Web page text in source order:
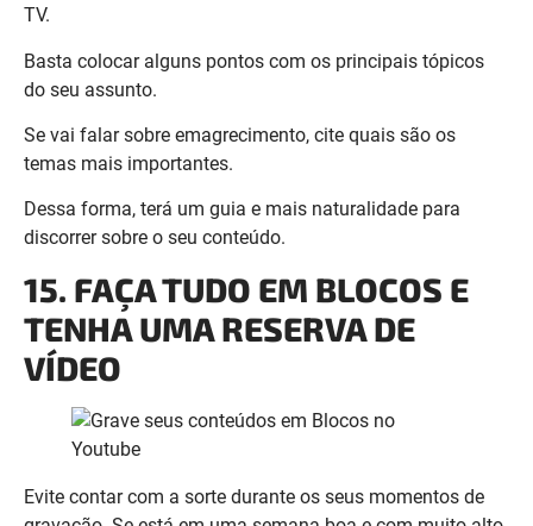
Se vai falar sobre emagrecimento, cite quais são os
temas mais importantes.
Dessa forma, terá um guia e mais naturalidade para
discorrer sobre o seu conteúdo.
15. FAÇA TUDO EM BLOCOS E
TENHA UMA RESERVA DE
VÍDEO
Evite contar com a sorte durante os seus momentos de
gravação. Se está em uma semana boa e com muito alto
astral, grave diversos vídeos para deixar no estoque.
Isso é muito importante, pois se acontecer alguma coisa,
você não precisa parar o seu dia para ir para o estúdio.